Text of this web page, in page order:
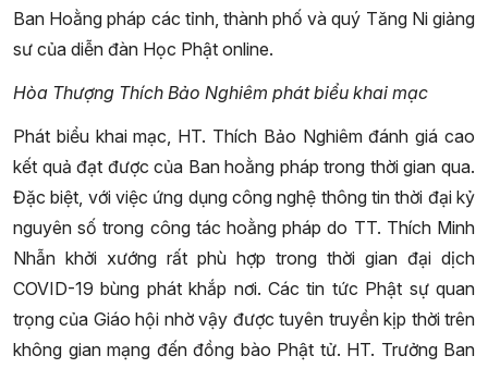
Ban Hoằng pháp các tỉnh, thành phố và quý Tăng Ni giảng
sư của diễn đàn Học Phật online.
Hòa Thượng Thích Bảo Nghiêm phát biểu khai mạc
Phát biểu khai mạc, HT. Thích Bảo Nghiêm đánh giá cao
kết quả đạt được của Ban hoằng pháp trong thời gian qua.
Đặc biệt, với việc ứng dụng công nghệ thông tin thời đại kỷ
nguyên số trong công tác hoằng pháp do TT. Thích Minh
Nhẫn khởi xướng rất phù hợp trong thời gian đại dịch
COVID-19 bùng phát khắp nơi. Các tin tức Phật sự quan
trọng của Giáo hội nhờ vậy được tuyên truyền kịp thời trên
không gian mạng đến đồng bào Phật tử. HT. Trưởng Ban